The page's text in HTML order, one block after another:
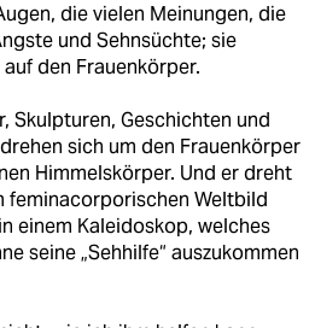
die vielen Meinungen, die
und Sehnsüchte; sie
den Frauenkörper.
Skulpturen, Geschichten und
sich um den Frauenkörper
Himmelskörper. Und er dreht
feminacorporischen Weltbild
einem Kaleidoskop, welches
seine „Sehhilfe“ auszukommen